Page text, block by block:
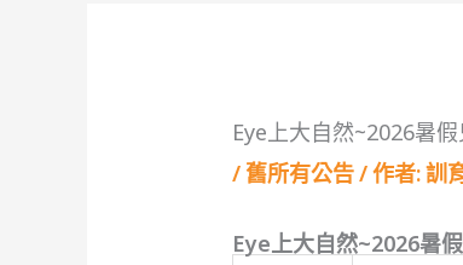
Eye上大自然~2026暑假
/舊所有公告/ 作者:訓
Eye上大自然~2026暑